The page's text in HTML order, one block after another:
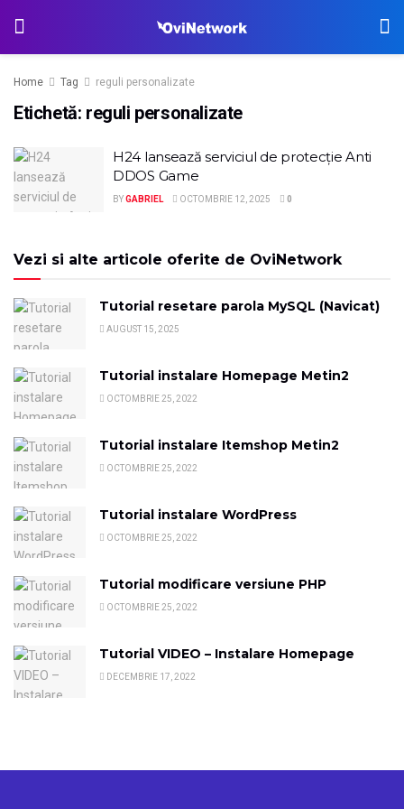
Home Tag reguli personalizate
Etichetă: reguli personalizate
H24 lansează serviciul de protecție Anti
DDOS Game
BYGABRIEL OCTOMBRIE 12, 2025 0
Vezi si alte articole oferite de OviNetwork
Tutorial resetare parola MySQL (Navicat)
AUGUST 15, 2025
Tutorial instalare Homepage Metin2
OCTOMBRIE 25, 2022
Tutorial instalare Itemshop Metin2
OCTOMBRIE 25, 2022
Tutorial instalare WordPress
OCTOMBRIE 25, 2022
Tutorial modificare versiune PHP
OCTOMBRIE 25, 2022
Tutorial VIDEO – Instalare Homepage
DECEMBRIE 17, 2022